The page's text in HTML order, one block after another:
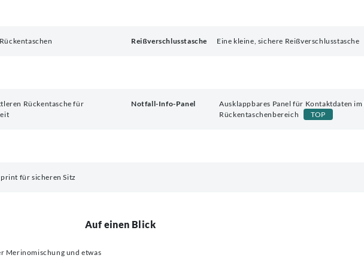
Reißverschlusstasche Eine kleine, sichere Reißverschlusstasche
Rückentasche für
Notfall-Info-Panel
Ausklappbares Panel für Kontaktdaten im
Rückentaschenbereich
TOP
für sicheren Sitz
Auf einen Blick
Merinomischung und etwas